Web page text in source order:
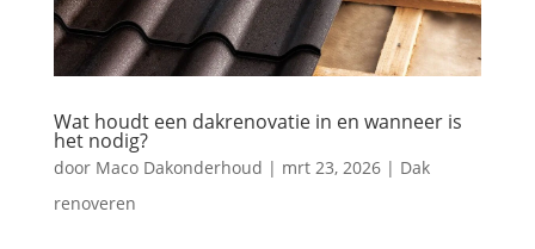
Wat houdt een dakrenovatie in en wanneer is
het nodig?
door Maco Dakonderhoud | mrt 23, 2026| Dak
renoveren